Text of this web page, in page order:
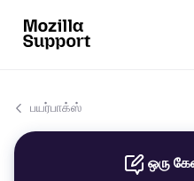
பயர்பாக்ஸ்
ஒரு